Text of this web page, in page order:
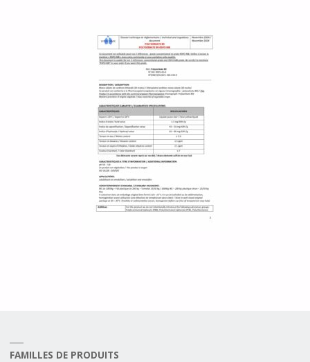
FAMILLES DE PRODUITS